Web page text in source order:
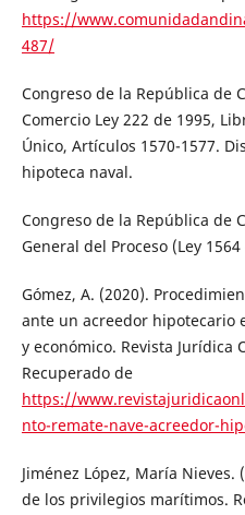
https://
487/
Congreso de la República de
Comercio Ley 222 de 1995,
Único, Artículos 1570-1577.
hipoteca naval.
Congreso de la República de
General del Proceso (Ley
Gómez, A. (2020).
ante un acreedor hipotecario
y económico. Revista Jurídica
Recuperado de
https://
nto-remate-nave-acreedor-
Jiménez López, María Nieves.
de los privilegios marítimos.